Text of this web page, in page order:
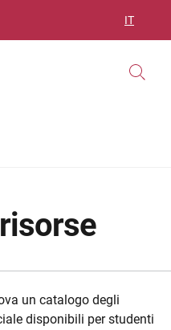
IT
un catalogo degli
disponibili per studenti